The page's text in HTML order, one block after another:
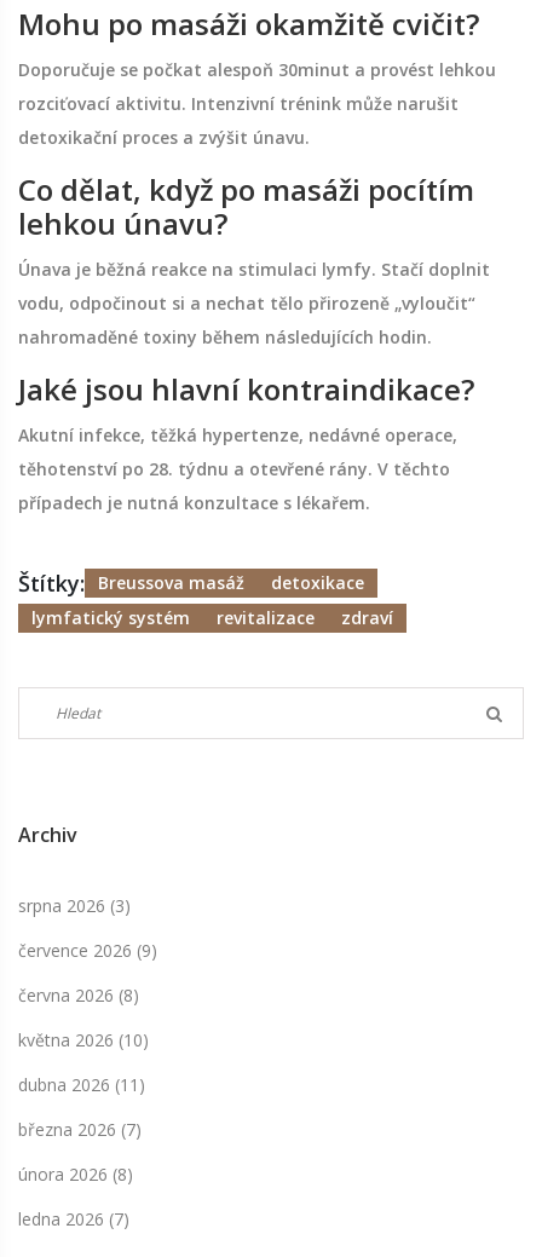
Mohu po masáži okamžitě cvičit?
Doporučuje se počkat alespoň 30minut a provést lehkou
rozciťovací aktivitu. Intenzivní trénink může narušit
detoxikační proces a zvýšit únavu.
Co dělat, když po masáži pocítím
lehkou únavu?
Únava je běžná reakce na stimulaci lymfy. Stačí doplnit
vodu, odpočinout si a nechat tělo přirozeně „vyloučit“
nahromaděné toxiny během následujících hodin.
Jaké jsou hlavní kontraindikace?
Akutní infekce, těžká hypertenze, nedávné operace,
těhotenství po 28. týdnu a otevřené rány. V těchto
případech je nutná konzultace s lékařem.
Štítky: Breussova masáž
detoxikace
lymfatický systém
revitalizace zdraví
Archiv
srpna 2026 (3)
července 2026 (9)
června 2026 (8)
května 2026 (10)
dubna 2026 (11)
března 2026 (7)
února 2026 (8)
ledna 2026 (7)